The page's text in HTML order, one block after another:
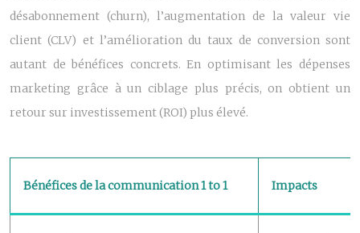
désabonnement (churn), l’augmentation de la valeur vie
client (CLV) et l’amélioration du taux de conversion sont
autant de bénéfices concrets. En optimisant les dépenses
marketing grâce à un ciblage plus précis, on obtient un
retour sur investissement (ROI) plus élevé.
Bénéfices de la communication 1 to 1 Impacts